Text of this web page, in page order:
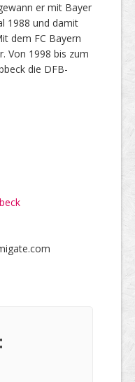
er mit Bayer
1988 und damit
dem FC Bayern
Von 1998 bis zum
die DFB-